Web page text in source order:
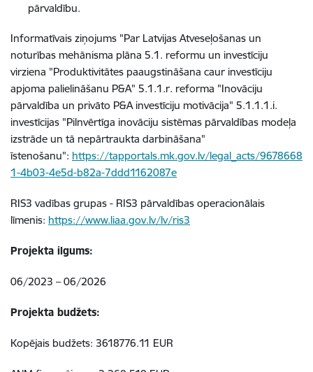
pārvaldību.
Informatīvais ziņojums "Par Latvijas Atveseļošanas un
noturības mehānisma plāna 5.1. reformu un investīciju
virziena "Produktivitātes paaugstināšana caur investīciju
apjoma palielināšanu P&A" 5.1.1.r. reforma "Inovāciju
pārvaldība un privāto P&A investīciju motivācija" 5.1.1.1.i.
investīcijas "Pilnvērtīga inovāciju sistēmas pārvaldības modeļa
izstrāde un tā nepārtraukta darbināšana"
īstenošanu": https://tapportals.mk.gov.lv/legal_acts/9678668
1-4b03-4e5d-b82a-7ddd1162087e
RIS3 vadības grupas - RIS3 pārvaldības operacionālais
līmenis: https://www.liaa.gov.lv/lv/ris3
Projekta ilgums:
06/2023 – 06/2026
Projekta budžets:
Kopējais budžets: 3618776.11 EUR